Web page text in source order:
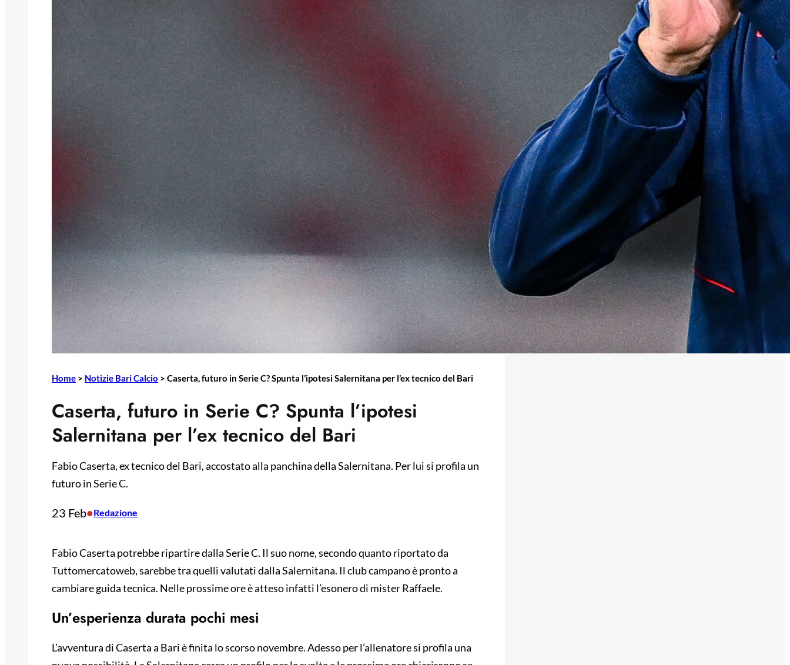
Home > Notizie Bari Calcio > Caserta, futuro in Serie C? Spunta l’ipotesi Salernitana per l’ex tecnico del Bari
Caserta, futuro in Serie C? Spunta l’ipotesi
Salernitana per l’ex tecnico del Bari
Fabio Caserta, ex tecnico del Bari, accostato alla panchina della Salernitana. Per lui si profila un
futuro in Serie C.
23 Feb•Redazione
Fabio Caserta potrebbe ripartire dalla Serie C. Il suo nome, secondo quanto riportato da
Tuttomercatoweb, sarebbe tra quelli valutati dalla Salernitana. Il club campano è pronto a
cambiare guida tecnica. Nelle prossime ore è atteso infatti l’esonero di mister Raffaele.
Un’esperienza durata pochi mesi
L’avventura di Caserta a Bari è finita lo scorso novembre. Adesso per l’allenatore si profila una